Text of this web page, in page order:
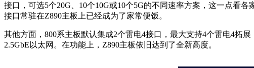
接口，可选5个20G、10个10G或10个5G的不同速率方案，这一点看
接口常驻在Z890主板上已经成为了家常便饭。
其他方面，800系主板默认集成2个雷电4接口，最大支持4个雷电4拓
2.5GbE以太网。在功能上，Z890主板依旧达到了全新高度。